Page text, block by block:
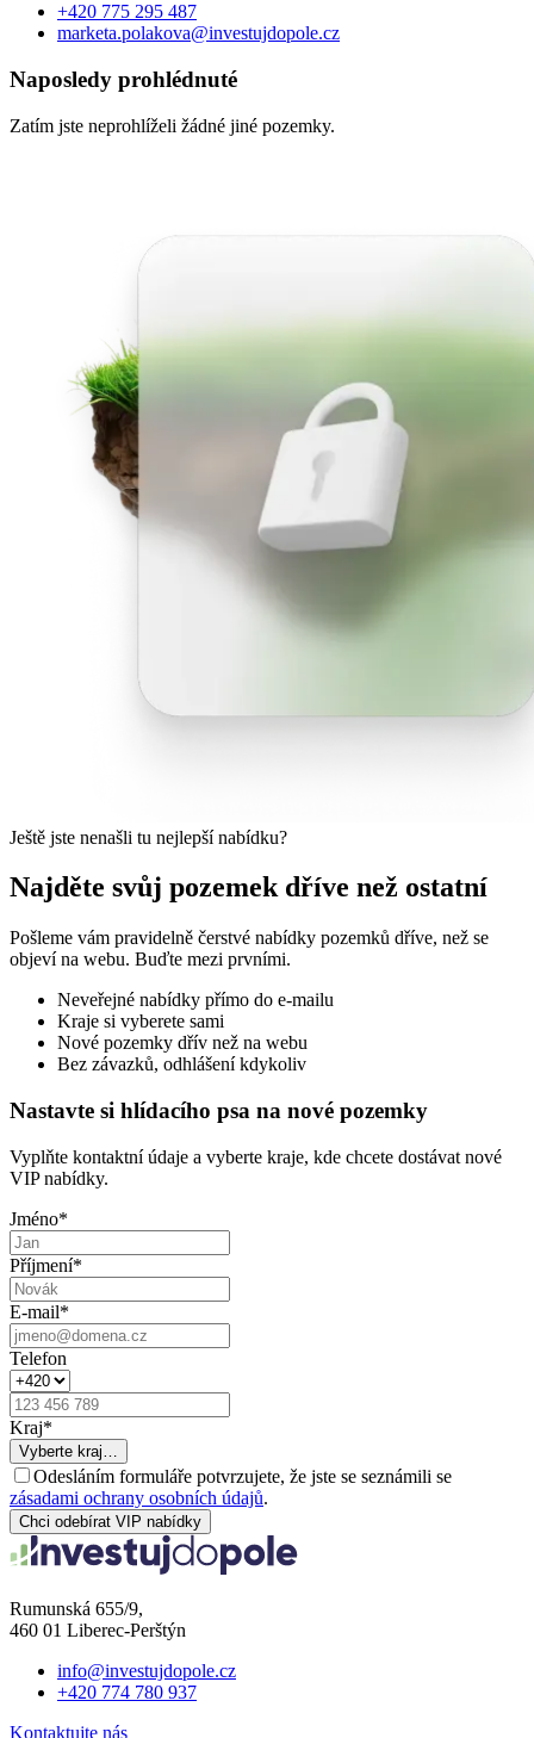
+420 775 295 487
marketa.polakova@investujdopole.cz
Naposledy prohlédnuté
Zatím jste neprohlíželi žádné jiné pozemky.
Ještě jste nenašli tu nejlepší nabídku?
Najděte svůj pozemek dříve než ostatní
Pošleme vám pravidelně čerstvé nabídky pozemků dříve, než se
objeví na webu. Buďte mezi prvními.
Neveřejné nabídky přímo do e-mailu
Kraje si vyberete sami
Nové pozemky dřív než na webu
Bez závazků, odhlášení kdykoliv
Nastavte si hlídacího psa na nové pozemky
Vyplňte kontaktní údaje a vyberte kraje, kde chcete dostávat nové
VIP nabídky.
Jméno*
Příjmení*
E-mail*
Telefon
Kraj*
Vyberte kraj…
Odesláním formuláře potvrzujete, že jste se seznámili se
zásadami ochrany osobních údajů.
Chci odebírat VIP nabídky
Rumunská 655/9,
460 01 Liberec-Perštýn
info@investujdopole.cz
+420 774 780 937
Kontaktujte nás